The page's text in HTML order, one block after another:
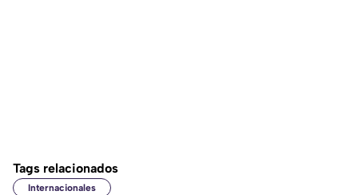
Tags relacionados
Internacionales